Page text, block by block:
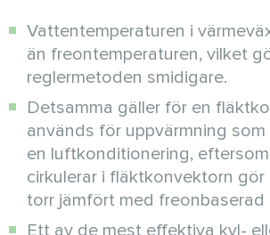
Vattentemperaturen i
än freontemperaturen, vilket
reglermetoden smidigare.
Detsamma gäller för en
används för uppvärmning
en luftkonditionering,
cirkulerar i fläktkonvektorn
torr jämfört med freonbaserad
Ett av de mest effektiva kyl-